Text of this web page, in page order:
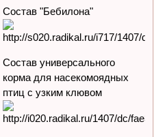
Состав "Бебилона"
Состав универсального
корма для насекомоядных
птиц с узким клювом